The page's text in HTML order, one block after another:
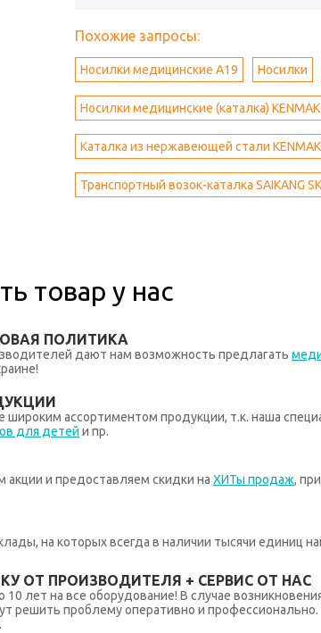
Похожие запросы:
Носилки медицинские A19 Носилки
Носилки медицинские (каталка)
Каталка из нержавеющей стали
Транспортный возок-каталка SAIKANG
товар у нас
ПОЛИТИКА
дают нам возможность предлагать
ассортиментом продукции, т.к. наша
для детей и пр.
и предоставляем скидки на ХИТы продаж,
на которых всегда в наличии тысячи единиц
ОТ ПРОИЗВОДИТЕЛЯ + СЕРВИС ОТ НАС
лет на все оборудование! В случае
решить проблему оперативно и